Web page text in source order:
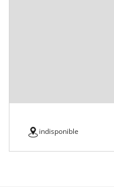
indisponible